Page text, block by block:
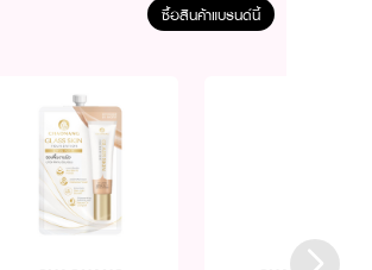
ซื้อสินค้าแบรนด์นี้